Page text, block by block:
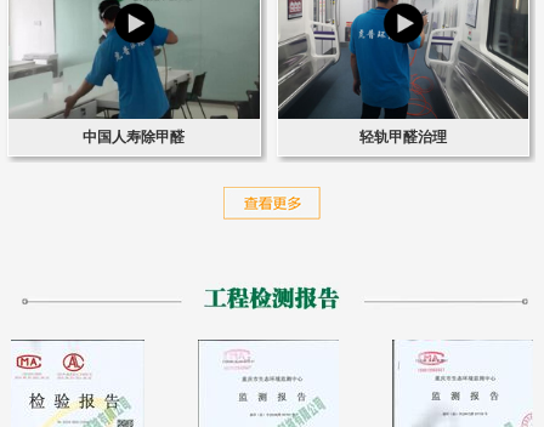
中国人寿除甲醛 轻轨甲醛治理